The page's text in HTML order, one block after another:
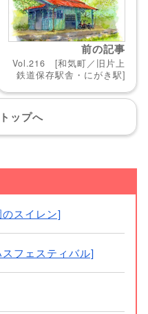
トップへ
前の記事
Vol.216 [和気町／旧片上
鉄道保存駅舎・にがき駅]
スイレン]
フェスティバル]